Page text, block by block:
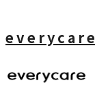
everycare